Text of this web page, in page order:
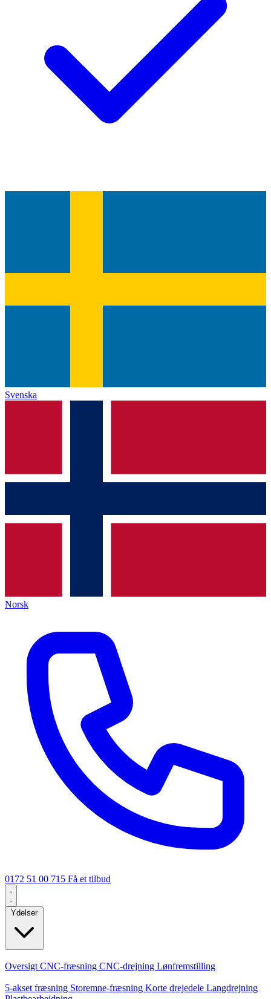
Svenska
Norsk
0172 51 00 715 Få et tilbud
Ydelser
Oversigt CNC-fræsning CNC-drejning Lønfremstilling
5-akset fræsning Storemne-fræsning Korte drejedele Langdrejning